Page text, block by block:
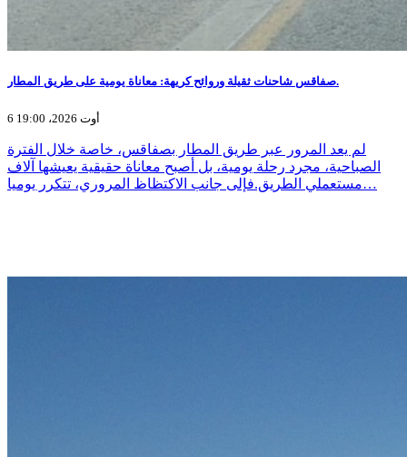
صفاقس شاحنات ثقيلة وروائح كريهة: معاناة يومية على طريق المطار.
6 أوت 2026، 19:00
لم يعد المرور عبر طريق المطار بصفاقس، خاصة خلال الفترة
الصباحية، مجرد رحلة يومية، بل أصبح معاناة حقيقية يعيشها آلاف
مستعملي الطريق.فإلى جانب الاكتظاظ المروري، تتكرر يوميا…